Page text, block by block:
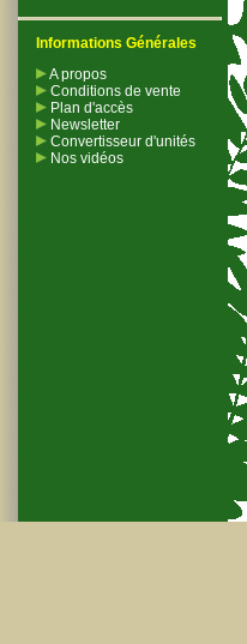
Informations Générales
A propos
Conditions de vente
Plan d'accès
Newsletter
Convertisseur d'unités
Nos vidéos